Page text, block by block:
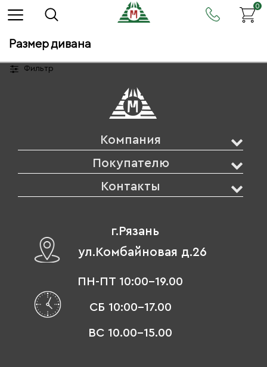
0
Размер дивана
Фильтр
Компания
Покупателю
Контакты
г.Рязань
ул.Комбайновая д.26
ПН-ПТ 10:00-19.00
СБ 10:00-17.00
ВС 10.00-15.00